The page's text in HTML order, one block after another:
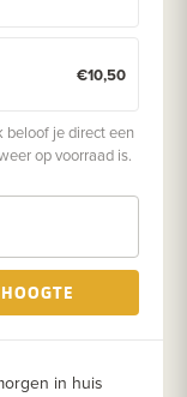
€10,50
beloof je direct een
op voorraad is.
in huis